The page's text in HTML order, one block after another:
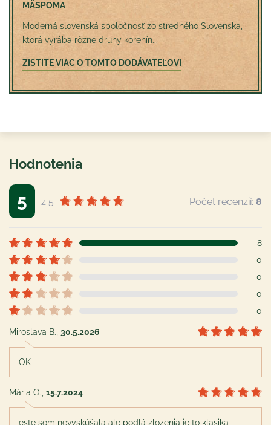
MÄSPOMA
Moderná slovenská spoločnosť zo stredného Slovenska,
ktorá vyrába rôzne druhy korenín...
ZISTITE VIAC O TOMTO DODÁVATEĽOVI
Hodnotenia
5 z 5 Počet recenzií: 8
8
0
0
0
0
Miroslava B. 30.5.2026
OK
Mária O. 15.7.2024
este som nevyskúšala ale podlá zlozenia je to klasika